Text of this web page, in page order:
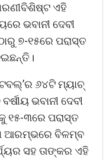
ଏହି
ଭବାନୀ ଦେବୀ
୭-୧୫ରେ ପରାସ୍ତ
୬୪ଟି ମ୍ୟାଚ୍‌
ଭବାନୀ ଦେବୀ
୩ରେ ପରାସ୍ତ
ଆରମ୍ଭରେ ବିଳମ୍ବ
ସହ ତାଙ୍କର ଏହି